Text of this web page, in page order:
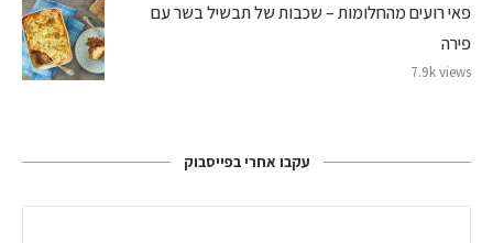
פאי רועים מהחלומות – שכבות של תבשיל בשר עם
פירה
7.9k views
עקבו אחרי בפייסבוק